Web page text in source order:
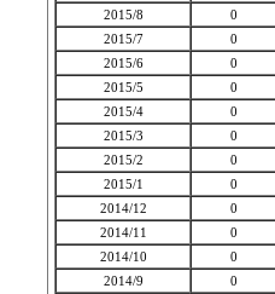
2015/8
0
2015/7
0
2015/6
0
2015/5
0
2015/4
0
2015/3
0
2015/2
0
2015/1
0
2014/12
0
2014/11
0
2014/10
0
2014/9
0